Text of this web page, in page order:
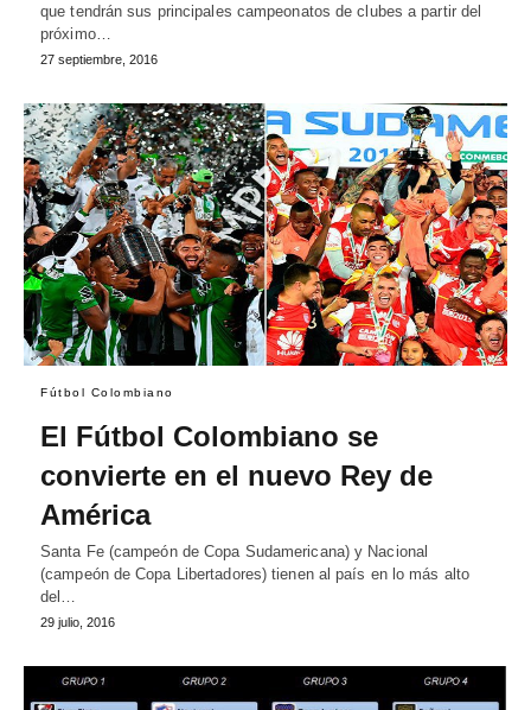
que tendrán sus principales campeonatos de clubes a partir del
próximo…
27 septiembre, 2016
Fútbol Colombiano
El Fútbol Colombiano se
convierte en el nuevo Rey de
América
Santa Fe (campeón de Copa Sudamericana) y Nacional
(campeón de Copa Libertadores) tienen al país en lo más alto
del…
29 julio, 2016